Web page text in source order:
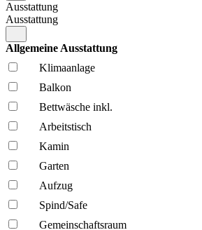
Ausstattung
Ausstattung
Allgemeine Ausstattung
Klima­anlage
Balkon
Bettwäsche inkl.
Arbeitstisch
Kamin
Garten
Aufzug
Spind/Safe
Gemeinschafts­raum